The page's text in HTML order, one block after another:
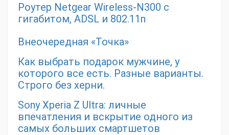
Роутер Netgear Wireless-N300 с
гигабитом, ADSL и 802.11n
Внеочередная «Точка»
Как выбрать подарок мужчине, у
которого все есть. Разные варианты.
Строго без херни.
Sony Xperia Z Ultra: личные
впечатления и вскрытие одного из
самых больших смартшетов